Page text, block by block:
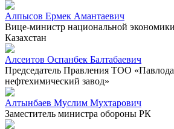
Алпысов Ермек Амантаевич
Вице-министр национальной
Казахстан
Алсеитов Оспанбек Балтабаевич
Председатель Правления ТОО
нефтехимический завод»
Алтынбаев Муслим Мухтарович
Заместитель министра обороны РК